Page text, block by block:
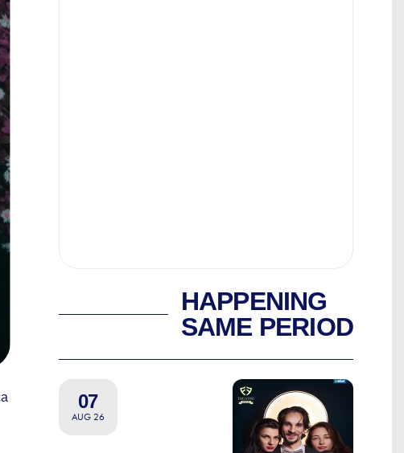
HAPPENING
SAME PERIOD
07
AUG 26